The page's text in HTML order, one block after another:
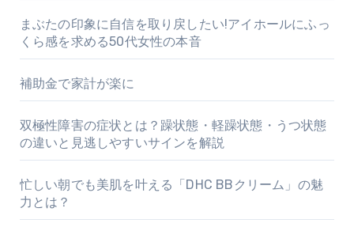
まぶたの印象に自信を取り戻したい!アイホールにふっ
くら感を求める50代女性の本音
補助金で家計が楽に
双極性障害の症状とは？躁状態・軽躁状態・うつ状態
の違いと見逃しやすいサインを解説
忙しい朝でも美肌を叶える「DHC BBクリーム」の魅
力とは？